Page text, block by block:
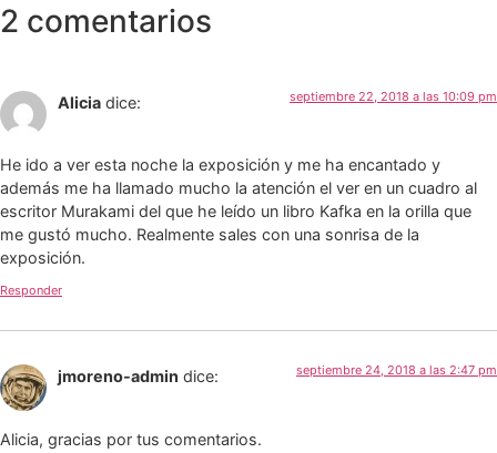
2 comentarios
Alicia dice: septiembre 22, 2018 a las 10:09 pm
He ido a ver esta noche la exposición y me ha encantado y
además me ha llamado mucho la atención el ver en un cuadro al
escritor Murakami del que he leído un libro Kafka en la orilla que
me gustó mucho. Realmente sales con una sonrisa de la
exposición.
Responder
jmoreno-admin dice: septiembre 24, 2018 a las 2:47 pm
Alicia, gracias por tus comentarios.